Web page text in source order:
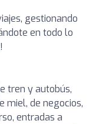
gestionando
en todo lo
tren y autobús,
miel, de negocios,
entradas a